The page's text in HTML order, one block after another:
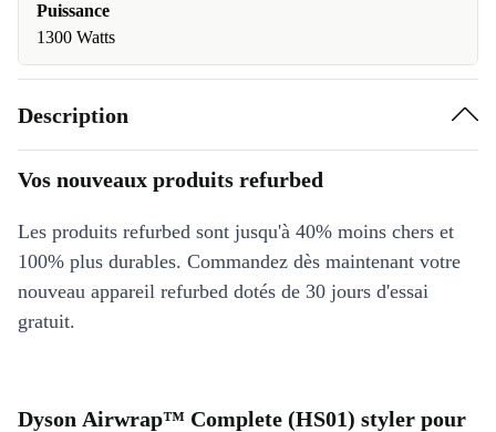
Puissance
1300 Watts
Description
Vos nouveaux produits refurbed
Les produits refurbed sont jusqu'à 40% moins chers et
100% plus durables. Commandez dès maintenant votre
nouveau appareil refurbed dotés de 30 jours d'essai
gratuit.
Dyson Airwrap™ Complete (HS01) styler pour